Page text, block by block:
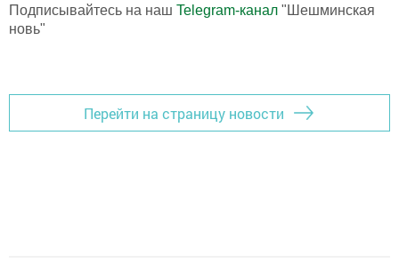
Подписывайтесь на наш Telegram-канал "Шешминская
новь"
Перейти на страницу новости